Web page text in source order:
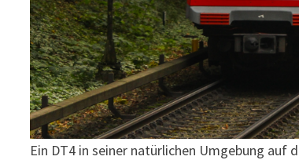
Ein DT4 in seiner natürlichen Umgebung